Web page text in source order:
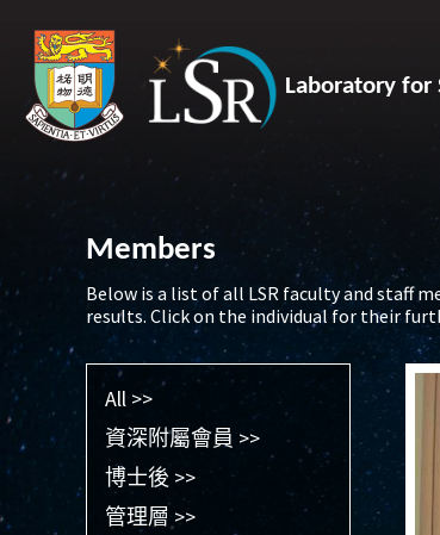
Laboratory for
Members
Below is a list of all LSR faculty and staff
results. Click on the individual for their
All >>
資深附屬會員 >>
博士後 >>
管理層 >>